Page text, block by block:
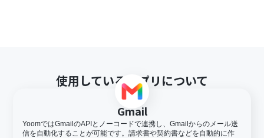
ーとなりますので、ご注意ください。
ミニプランなどの有料プランは、2週間の無料トライアル
を行うことが可能です。無料トライアル中には制限対象の
アプリや機能（オペレーション）を使用することができ
ます。
使用しているアプリについて
Gmail
YoomではGmailのAPIとノーコードで連携し、Gmailからのメール送
信を自動化することが可能です。請求書や契約書などを自動的に作